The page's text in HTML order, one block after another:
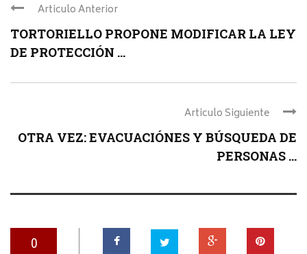
Articulo Anterior
TORTORIELLO PROPONE MODIFICAR LA LEY
DE PROTECCIÓN ...
Articulo Siguiente
OTRA VEZ: EVACUACIÓNES Y BÚSQUEDA DE
PERSONAS ...
0